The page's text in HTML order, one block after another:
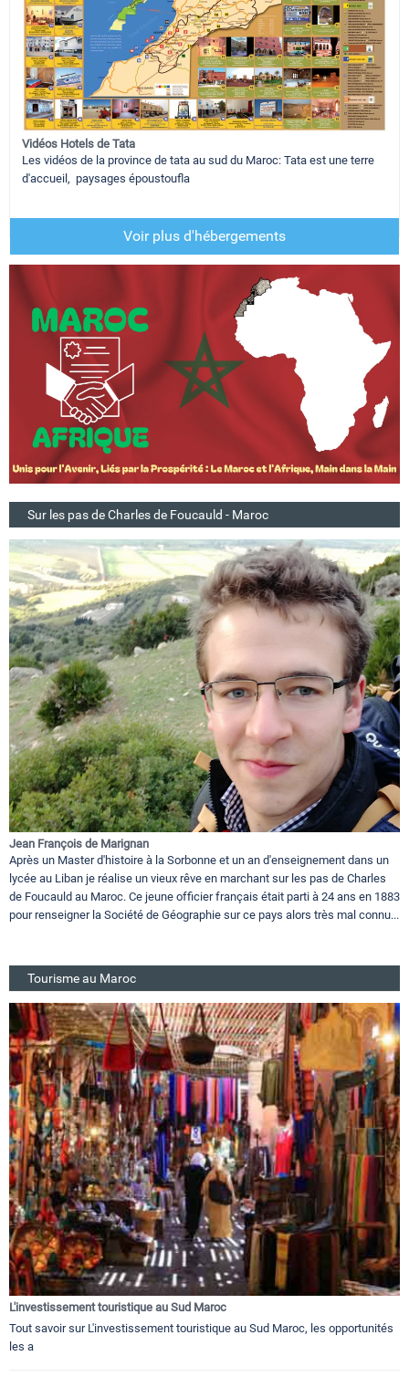
Vidéos Hotels de Tata
Les vidéos de la province de tata au sud du Maroc: Tata est une terre
d'accueil, paysages époustoufla
Voir plus d'hébergements
Sur les pas de Charles de Foucauld - Maroc
Jean François de Marignan
Après un Master d'histoire à la Sorbonne et un an d'enseignement dans un
lycée au Liban je réalise un vieux rêve en marchant sur les pas de Charles
de Foucauld au Maroc. Ce jeune officier français était parti à 24 ans en 1883
pour renseigner la Société de Géographie sur ce pays alors très mal connu...
Tourisme au Maroc
L'investissement touristique au Sud Maroc
Tout savoir sur L'investissement touristique au Sud Maroc, les opportunités
les a